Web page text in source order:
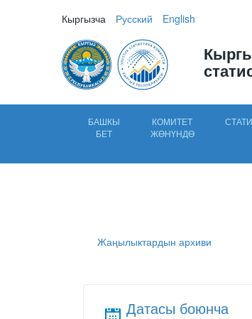
Кыргызча Русский English
БАШКЫ
БЕТ
КОМИТЕТ
ЖӨНҮНДӨ
Жаңылыктардын архиви
Датасы боюнча